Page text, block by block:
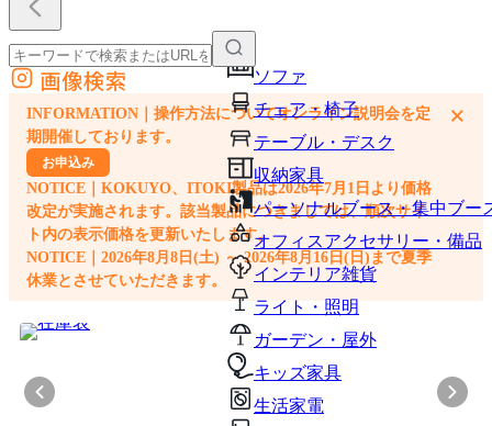
ソファ
チェア・椅子
テーブル・デスク
収納家具
パーソナルブース・集中ブー
オフィスアクセサリー・備品
インテリア雑貨
ライト・照明
ガーデン・屋外
キッズ家具
生活家電
外部サイトの商品をカートに追加
他のサイトで見つけた商品ページのURLを貼り付けて、カートに追加できます
画像検索
INFORMATION｜操作方法についてオンライン説明会を定
期開催しております。
お申込み
NOTICE｜KOKUYO、ITOKI製品は2026年7月1日より価格
改定が実施されます。該当製品につきましては、順次サイ
ト内の表示価格を更新いたします。
NOTICE｜2026年8月8日(土) ～ 2026年8月16日(日)まで夏季
休業とさせていただきます。
×